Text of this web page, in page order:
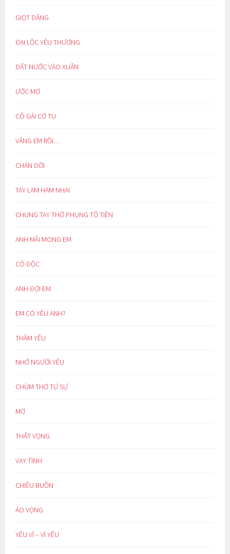
GIỌT ĐẮNG
ĐẠI LỘC YÊU THƯƠNG
ĐẤT NƯỚC VÀO XUÂN
ƯỚC MƠ
CÔ GÁI CƠ TU
VẮNG EM RỒI…
CHÁN ĐỜI
TAY LÀM HÀM NHAI
CHUNG TAY THỜ PHỤNG TỔ TIÊN
ANH MÃI MONG EM
CÔ ĐỘC
ANH ĐỢI EM
EM CÓ YÊU ANH?
THẦM YÊU
NHỚ NGƯỜI YÊU
CHÙM THƠ TỰ SỰ
MƠ
THẤT VỌNG
VAY TÌNH
CHIỀU BUỒN
ẢO VỌNG
YÊU VÌ – VÌ YÊU